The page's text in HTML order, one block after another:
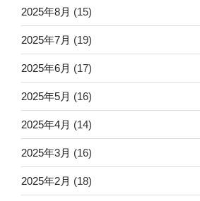
2025年8月 (15)
2025年7月 (19)
2025年6月 (17)
2025年5月 (16)
2025年4月 (14)
2025年3月 (16)
2025年2月 (18)